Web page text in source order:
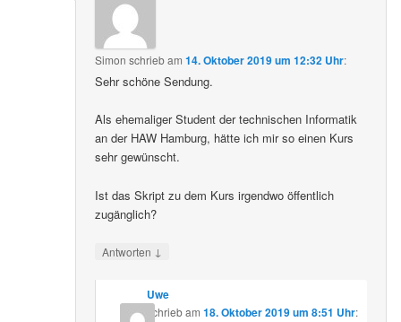
Simon schriebam14. Oktober 2019 um 12:32 Uhr:
Sehr schöne Sendung.
Als ehemaliger Student der technischen Informatik
an der HAW Hamburg, hätte ich mir so einen Kurs
sehr gewünscht.
Ist das Skript zu dem Kurs irgendwo öffentlich
zugänglich?
Antworten ↓
Uwe
schriebam 18. Oktober 2019 um 8:51 Uhr: